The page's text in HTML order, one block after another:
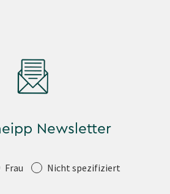
Newsletter
Frau Nicht spezifiziert